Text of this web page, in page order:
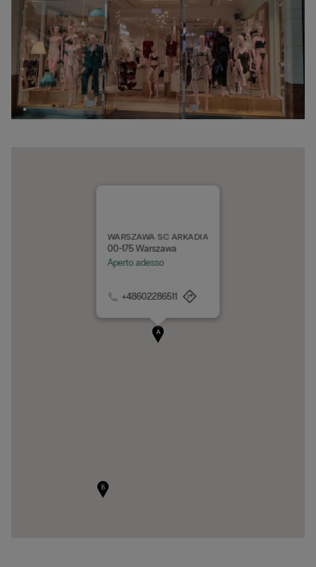
A
B
WARSZAWA SC ARKADIA
00-175 Warszawa
Aperto adesso
+48602286511